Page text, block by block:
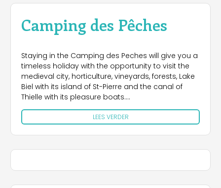
Camping des Pêches
Staying in the Camping des Peches will give you a
timeless holiday with the opportunity to visit the
medieval city, horticulture, vineyards, forests, Lake
Biel with its island of St-Pierre and the canal of
Thielle with its pleasure boats.
This campsite is the starting point for beautiful
hikes, cycling, mountain biking, rollerblading and
boat trips.
speaking Switzerland and French-speaking
LEES VERDER